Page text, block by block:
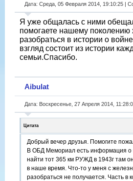
Дата: Среда, 05 Февраля 2014, 19:10:25 |
Я уже общалась с ними
помогаете нашему поколению
разобраться в истории о
взгляд состоит из истории
семьи.Спасибо.
Aibulat
Дата: Воскресенье, 27 Апреля 2014,
Цитата
Добрый вечер друзья. Помогите
В ОБД Мемориал есть информация о
найти тот 365 км РУЖД в 1943г там
в наше время. Что-то у меня с
разобраться не получается. Часть в